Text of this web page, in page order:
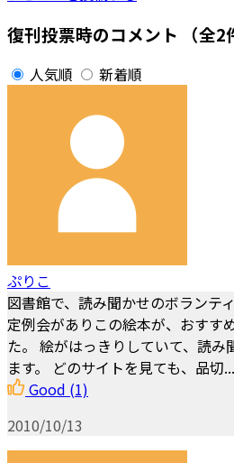
復刊投票時のコメント （全2
人気順 新着順
ぷりこ
図書館で、読み聞かせのボランテ
定例会がありこの絵本が、おすす
た。 絵がはっきりしていて、読
ます。 どのサイトを見ても、品切...
Good (1)
2010/10/13